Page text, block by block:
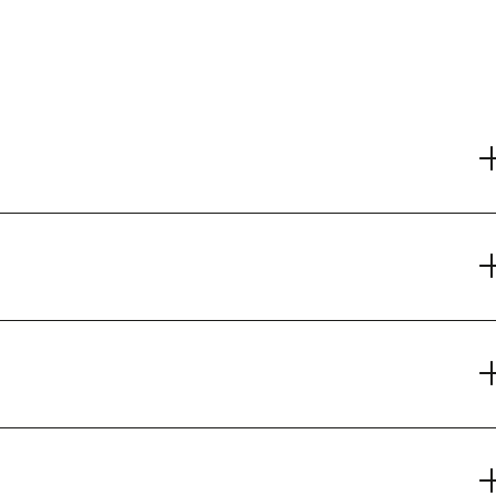
für das Jahr 2024 trägt den Titel
stellen wir vor, wie wir mit unseren
verwandeln und
Kultur eröffnen.2022 der Stiftung Niedersachsen.
Der Jahresbericht wurde nahezu
Wie gut sind die von einer KI
genutzt werden und wie schaut es
lebendiges Dokument der Stiftungsarbeit,
„Flexibilität” betitelt.
Wegen haben sich in den vergangenen